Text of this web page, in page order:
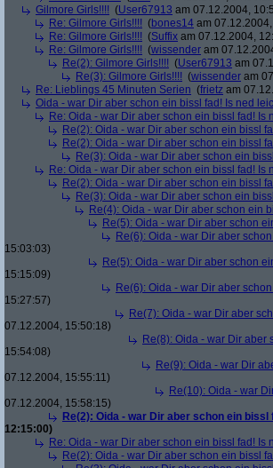
Gilmore Girls!!!! (User67913 am 07.12.2004,
Re: Gilmore Girls!!!! (bones14 am
Re: Gilmore Girls!!!! (Suffix am 07.12.2004,
Re: Gilmore Girls!!!! (wissender am
Re(2): Gilmore Girls!!!! (User67913 am
Re(3): Gilmore Girls!!!! (wissender am
Re: Lieblings 45 Minuten Serien (frietz am
Oida - war Dir aber schon ein bissl fad! Is ned
Re: Oida - war Dir aber schon ein bissl fad! Is
Re(2): Oida - war Dir aber schon ein bissl
Re(2): Oida - war Dir aber schon ein bissl
Re(3): Oida - war Dir aber schon ein
Re: Oida - war Dir aber schon ein bissl fad! Is
Re(2): Oida - war Dir aber schon ein bissl
Re(3): Oida - war Dir aber schon ein
Re(4): Oida - war Dir aber schon ein
Re(5): Oida - war Dir aber schon
Re(6): Oida - war Dir aber
15:03:03)
Re(5): Oida - war Dir aber schon
15:15:09)
Re(6): Oida - war Dir aber
15:27:57)
Re(7): Oida - war Dir aber
07.12.2004, 15:50:18)
Re(8): Oida - war Dir aber
15:54:08)
Re(9): Oida - war Dir
07.12.2004, 15:55:11)
Re(10): Oida - war
07.12.2004, 15:58:15)
Re(2): Oida - war Dir aber schon ein
12:15:00)
Re: Oida - war Dir aber schon ein bissl fad! Is
Re(2): Oida - war Dir aber schon ein bissl